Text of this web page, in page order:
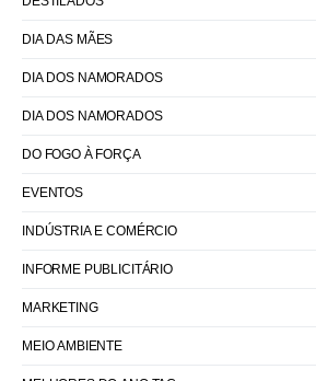
DIA DAS MÃES
DIA DOS NAMORADOS
DIA DOS NAMORADOS
DO FOGO À FORÇA
EVENTOS
INDÚSTRIA E COMÉRCIO
INFORME PUBLICITÁRIO
MARKETING
MEIO AMBIENTE